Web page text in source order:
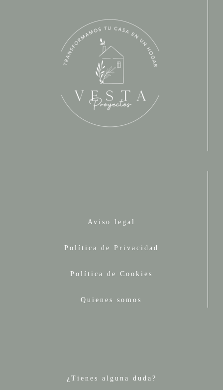
Aviso legal
Política de Privacidad
Política de Cookies
Quienes somos
¿Tienes alguna duda?